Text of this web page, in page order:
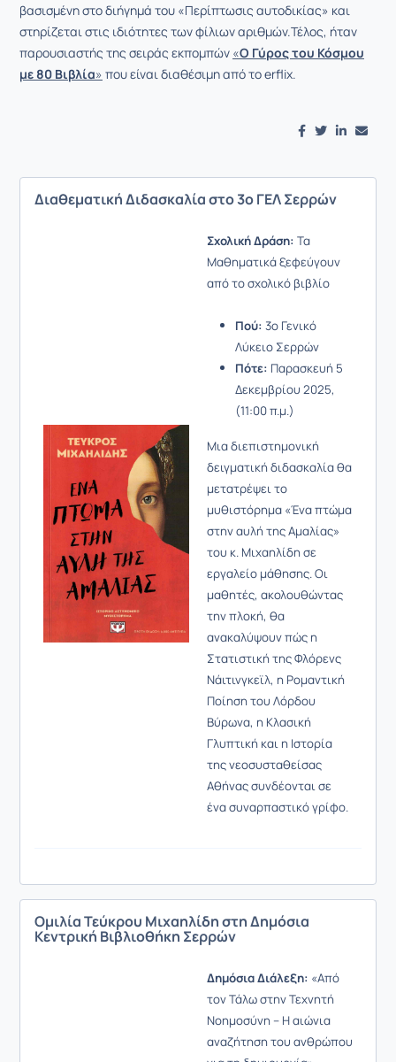
βασισμένη στο διήγημά του «Περίπτωσις αυτοδικίας» και
στηρίζεται στις ιδιότητες των φίλιων αριθμών.Τέλος, ήταν
παρουσιαστής της σειράς εκπομπών «Ο Γύρος του Κόσμου
με 80 Βιβλία» που είναι διαθέσιμη από το erflix.
Διαθεματική Διδασκαλία στο 3ο ΓΕΛ Σερρών
Σχολική Δράση: Τα
Μαθηματικά ξεφεύγουν
από το σχολικό βιβλίο
Πού: 3ο Γενικό
Λύκειο Σερρών
Πότε: Παρασκευή 5
Δεκεμβρίου 2025,
(11:00 π.μ.)
Μια διεπιστημονική
δειγματική διδασκαλία θα
μετατρέψει το
μυθιστόρημα «Ένα πτώμα
στην αυλή της Αμαλίας»
του κ. Μιχαηλίδη σε
εργαλείο μάθησης. Οι
μαθητές, ακολουθώντας
την πλοκή, θα
ανακαλύψουν πώς η
Στατιστική της Φλόρενς
Νάιτινγκεϊλ, η Ρομαντική
Ποίηση του Λόρδου
Βύρωνα, η Κλασική
Γλυπτική και η Ιστορία
της νεοσυσταθείσας
Αθήνας συνδέονται σε
ένα συναρπαστικό γρίφο.
Ομιλία Τεύκρου Μιχαηλίδη στη Δημόσια
Κεντρική Βιβλιοθήκη Σερρών
Δημόσια Διάλεξη: «Από
τον Τάλω στην Τεχνητή
Νοημοσύνη – Η αιώνια
αναζήτηση του ανθρώπου